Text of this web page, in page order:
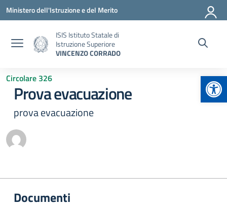
Vai ai contenuti
Vai al menu di navigazione
Vai al footer
Ministero dell'Istruzione e del Merito
ISIS Istituto Statale di
Istruzione Superiore
VINCENZO CORRADO
Circolare 326
Prova evacuazione
prova evacuazione
Documenti